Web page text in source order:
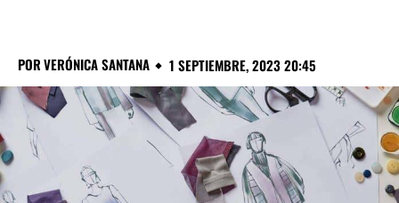
PORVERÓNICA SANTANA 1 SEPTIEMBRE, 2023 20:45